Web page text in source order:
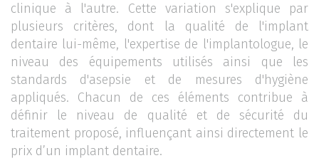
clinique à l'autre. Cette variation s'explique par
plusieurs critères, dont la qualité de l'implant
dentaire lui-même, l'expertise de l'implantologue, le
niveau des équipements utilisés ainsi que les
standards d'asepsie et de mesures d'hygiène
appliqués. Chacun de ces éléments contribue à
définir le niveau de qualité et de sécurité du
traitement proposé, influençant ainsi directement le
prix d’un implant dentaire.